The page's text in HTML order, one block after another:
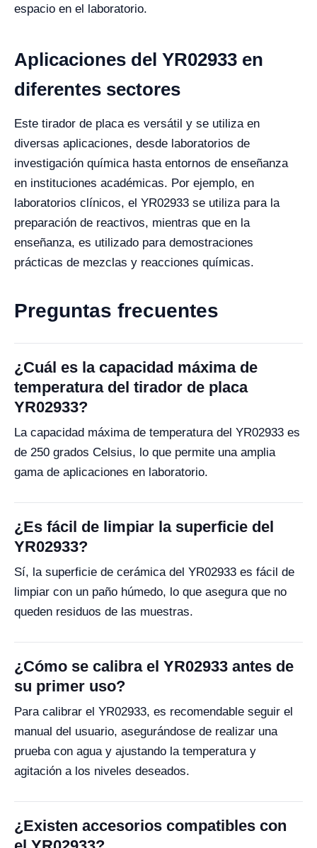
espacio en el laboratorio.
Aplicaciones del YR02933 en
diferentes sectores
Este tirador de placa es versátil y se utiliza en
diversas aplicaciones, desde laboratorios de
investigación química hasta entornos de enseñanza
en instituciones académicas. Por ejemplo, en
laboratorios clínicos, el YR02933 se utiliza para la
preparación de reactivos, mientras que en la
enseñanza, es utilizado para demostraciones
prácticas de mezclas y reacciones químicas.
Preguntas frecuentes
¿Cuál es la capacidad máxima de
temperatura del tirador de placa
YR02933?
La capacidad máxima de temperatura del YR02933 es
de 250 grados Celsius, lo que permite una amplia
gama de aplicaciones en laboratorio.
¿Es fácil de limpiar la superficie del
YR02933?
Sí, la superficie de cerámica del YR02933 es fácil de
limpiar con un paño húmedo, lo que asegura que no
queden residuos de las muestras.
¿Cómo se calibra el YR02933 antes de
su primer uso?
Para calibrar el YR02933, es recomendable seguir el
manual del usuario, asegurándose de realizar una
prueba con agua y ajustando la temperatura y
agitación a los niveles deseados.
¿Existen accesorios compatibles con